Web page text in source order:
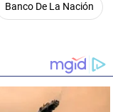
Banco De La Nación